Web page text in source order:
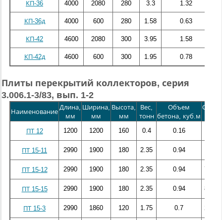
КП-36 4000 2080 280 3.3 1.32
КП-36д 4000 600 280 1.58 0.63
КП-42 4600 2080 300 3.95 1.58
КП-42д 4600 600 300 1.95 0.78
Плиты перекрытий коллекторов, серия
3.006.1-3/83, вып. 1-2
Наименование
Длина,
мм
Ширина,
мм
Высота,
мм
Вес,
тонн
Объем
бетона, куб.м
Сталь,
ПТ 12
1200 1200 160 0.4 0.16
ПТ 15-11 2990 1900 180 2.35 0.94
ПТ 15-12 2990 1900 180 2.35 0.94 71.59
ПТ 15-15 2990 1900 180 2.35 0.94 83.44
ПТ 15-3 2990 1860 120 1.75 0.7 25.26